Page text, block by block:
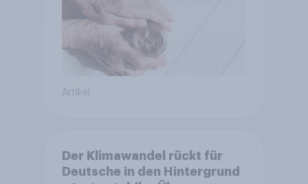
Artikel
Der Klimawandel rückt für
Deutsche in den Hintergrund